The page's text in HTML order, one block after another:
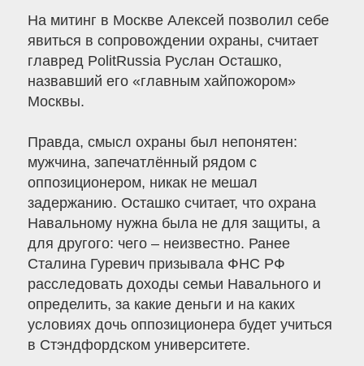
На митинг в Москве Алексей позволил себе
явиться в сопровождении охраны, считает
главред PolitRussia Руслан Осташко,
назвавший его «главным хайпожором»
Москвы.
Правда, смысл охраны был непонятен:
мужчина, запечатлённый рядом с
оппозиционером, никак не мешал
задержанию. Осташко считает, что охрана
Навальному нужна была не для защиты, а
для другого: чего – неизвестно. Ранее
Сталина Гуревич призывала ФНС РФ
расследовать доходы семьи Навального и
определить, за какие деньги и на каких
условиях дочь оппозиционера будет учиться
в Стэндфордском университете.